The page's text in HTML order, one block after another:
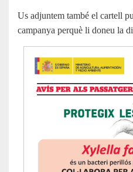
Us adjuntem també el cartell
campanya perquè li doneu la